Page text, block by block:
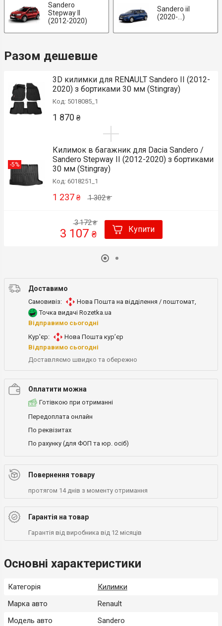
Sandero
Stepway II
(2012-2020)
Sandero iiI
(2020-...)
Разом дешевше
3D килимки для RENAULT Sandero II (2012-
2020) з бортиками 30 мм (Stingray)
Код: 5018085_1
1 870 ₴
-5%
Килимок в багажник для Dacia Sandero /
Sandero Stepway II (2012-2020) з бортиками
30 мм (Stingray)
Код: 6018251_1
1 302₴
1 237 ₴
3 172₴
3 107 ₴ Купити
Доставимо
Самовивіз: Нова Пошта на відділення / поштомат,
Точка видачі Rozetka.ua
Відправимо сьогодні
Кур'єр:
Нова Пошта кур’єр
Відправимо сьогодні
Доставляємо швидко та обережно
Оплатити можна
Готівкою при отриманні
Передоплата онлайн
По реквізитах
По рахунку (для ФОП та юр. осіб)
Повернення товару
протягом 14 днів з моменту отримання
Гарантія на товар
Гарантія від виробника від 12 місяців
Основні характеристики
Категорія
Килимки
Марка авто
Renault
Модель авто
Sandero